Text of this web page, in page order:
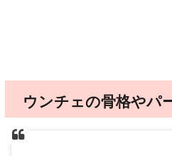
ウンチェの骨格やパ